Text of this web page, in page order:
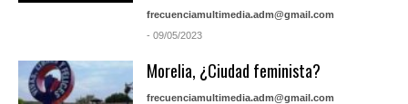
frecuenciamultimedia.adm@gmail.com
- 09/05/2023
Morelia, ¿Ciudad feminista?
frecuenciamultimedia.adm@gmail.com